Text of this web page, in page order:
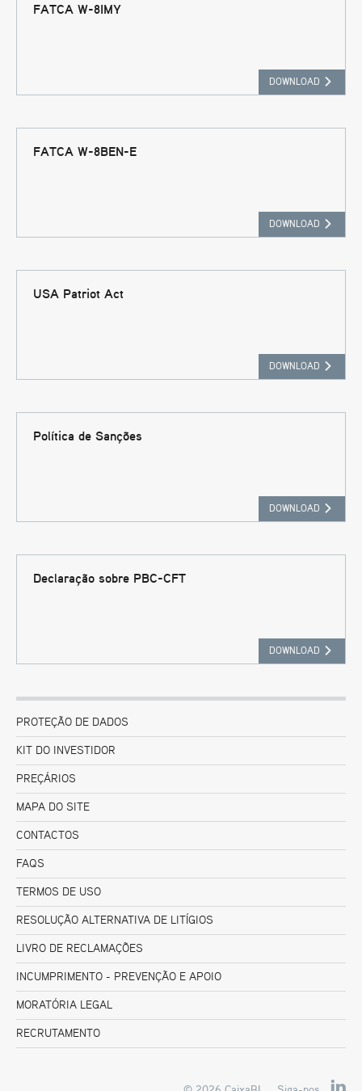
FATCA W-8IMY
DOWNLOAD
FATCA W-8BEN-E
DOWNLOAD
USA Patriot Act
DOWNLOAD
Política de Sanções
DOWNLOAD
Declaração sobre PBC-CFT
DOWNLOAD
PROTEÇÃO DE DADOS
KIT DO INVESTIDOR
PREÇÁRIOS
MAPA DO SITE
CONTACTOS
FAQS
TERMOS DE USO
RESOLUÇÃO ALTERNATIVA DE LITÍGIOS
LIVRO DE RECLAMAÇÕES
INCUMPRIMENTO - PREVENÇÃO E APOIO
MORATÓRIA LEGAL
RECRUTAMENTO